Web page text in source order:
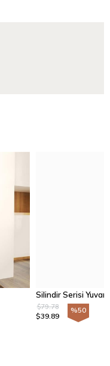
Silindir Serisi
%50
$39.89
$79.78